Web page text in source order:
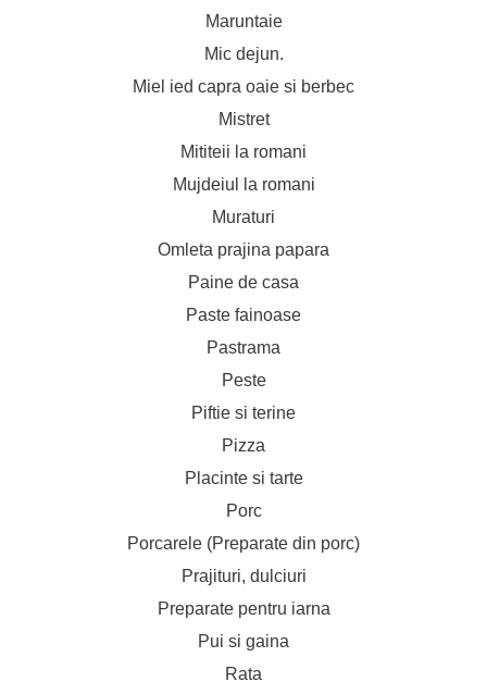
Maruntaie
Mic dejun.
Miel ied capra oaie si berbec
Mistret
Mititeii la romani
Mujdeiul la romani
Muraturi
Omleta prajina papara
Paine de casa
Paste fainoase
Pastrama
Peste
Piftie si terine
Pizza
Placinte si tarte
Porc
Porcarele (Preparate din porc)
Prajituri, dulciuri
Preparate pentru iarna
Pui si gaina
Rata